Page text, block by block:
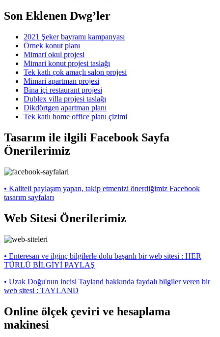
Son Eklenen Dwg’ler
2021 Şeker bayramı kampanyası
Örnek konut planı
Mimari okul projesi
Mimari konut projesi taslağı
Tek katlı çok amaçlı salon projesi
Mimari apartman projesi
Bina içi restaurant projesi
Dublex villa projesi taslağı
Dikdörtgen apartman planı
Tek katlı home office planı çizimi
Tasarım ile ilgili Facebook Sayfa
Önerilerimiz
• Kaliteli paylaşım yapan, takip etmenizi önerdiğimiz Facebook
tasarım sayfaları
Web Sitesi Önerilerimiz
• Enteresan ve ilginç bilgilerle dolu başarılı bir web sitesi : HER
TÜRLÜ BİLGİYİ PAYLAŞ
• Uzak Doğu'nun incisi Tayland hakkında faydalı bilgiler veren bir
web sitesi : TAYLAND
Online ölçek çeviri ve hesaplama
makinesi